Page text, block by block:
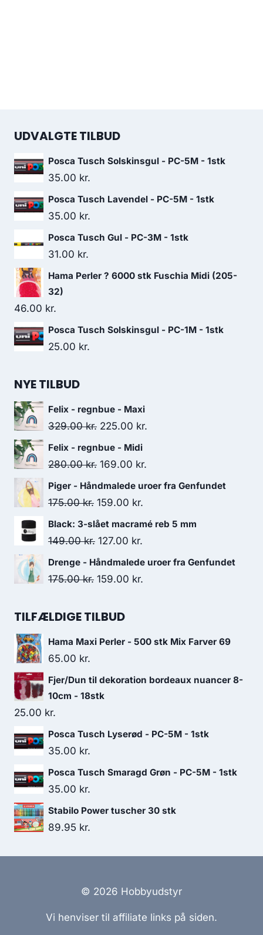
UDVALGTE TILBUD
Posca Tusch Solskinsgul - PC-5M - 1stk
35.00 kr.
Posca Tusch Lavendel - PC-5M - 1stk
35.00 kr.
Posca Tusch Gul - PC-3M - 1stk
31.00 kr.
Hama Perler ? 6000 stk Fuschia Midi (205-
32)
46.00 kr.
Posca Tusch Solskinsgul - PC-1M - 1stk
25.00 kr.
NYE TILBUD
Felix - regnbue - Maxi
329.00kr. 225.00 kr.
Felix - regnbue - Midi
280.00kr. 169.00 kr.
Piger - Håndmalede uroer fra Genfundet
175.00kr. 159.00 kr.
Black: 3-slået macramé reb 5 mm
149.00kr. 127.00 kr.
Drenge - Håndmalede uroer fra Genfundet
175.00kr. 159.00 kr.
TILFÆLDIGE TILBUD
Hama Maxi Perler - 500 stk Mix Farver 69
65.00 kr.
Fjer/Dun til dekoration bordeaux nuancer 8-
10cm - 18stk
25.00 kr.
Posca Tusch Lyserød - PC-5M - 1stk
35.00 kr.
Posca Tusch Smaragd Grøn - PC-5M - 1stk
35.00 kr.
Stabilo Power tuscher 30 stk
89.95 kr.
© 2026 Hobbyudstyr
Vi henviser til affiliate links på siden.